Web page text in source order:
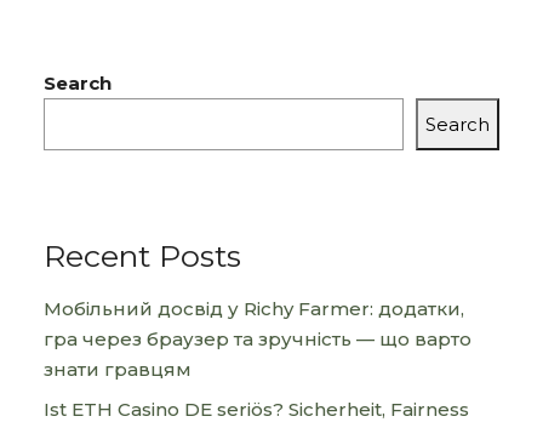
Search
Search
Recent Posts
Мобільний досвід у Richy Farmer: додатки,
гра через браузер та зручність — що варто
знати гравцям
Ist ETH Casino DE seriös? Sicherheit, Fairness